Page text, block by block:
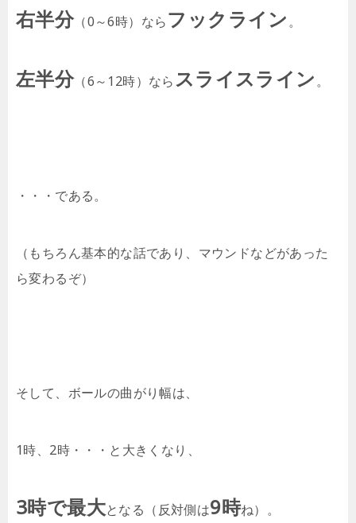
右半分（0～6時）ならフックライン。
左半分（6～12時）ならスライスライン。
・・・である。
（もちろん基本的な話であり、マウンドなどがあった
ら変わるぞ）
そして、ボールの曲がり幅は、
1時、2時・・・と大きくなり、
3時で最大となる（反対側は9時ね）。